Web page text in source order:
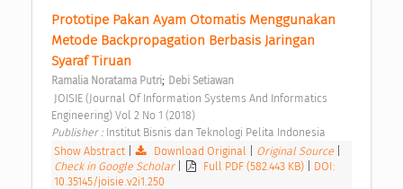
Prototipe Pakan Ayam Otomatis Menggunakan
Metode Backpropagation Berbasis Jaringan
Syaraf Tiruan
Ramalia Noratama Putri; Debi Setiawan
Engineering) Vol 2 No 1 (2018)
Publisher : Institut Bisnis dan Teknologi Pelita Indonesia
Show Abstract
Download Original Original Source
Check in Google Scholar
Full PDF (582.443 KB)
DOI:
10.35145/joisie.v2i1.250